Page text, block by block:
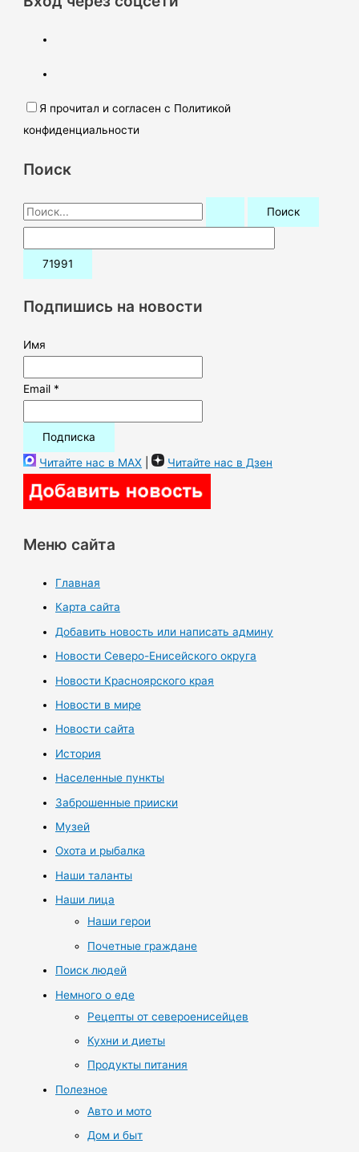
Я прочитал и согласен с Политикой
конфиденциальности
Поиск
П
о
и
:Подпишись на новости
Имя
Email *
Читайте нас в MAX | Читайте нас в Дзен
Меню сайта
Главная
Карта сайта
Добавить новость или написать админу
Новости Северо-Енисейского округа
Новости Красноярского края
Новости в мире
Новости сайта
История
Населенные пункты
Заброшенные прииски
Музей
Охота и рыбалка
Наши таланты
Наши лица
Наши герои
Почетные граждане
Поиск людей
Немного о еде
Рецепты от североенисейцев
Кухни и диеты
Продукты питания
Полезное
Авто и мото
Дом и быт